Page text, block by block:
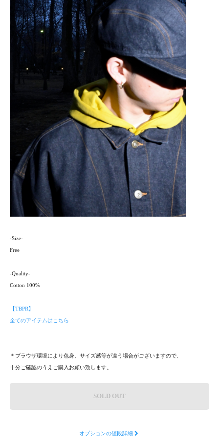
-Size-
Free
-Quality-
Cotton 100%
【TBPR】
全てのアイテムはこちら
＊プラウザ環境により色身、サイズ感等が違う場合がございますので、
十分ご確認のうえご購入お願い致します。
SOLD OUT
オプションの値段詳細